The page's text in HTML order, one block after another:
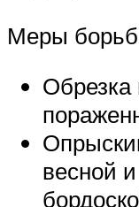
Меры
Обрезка
весной